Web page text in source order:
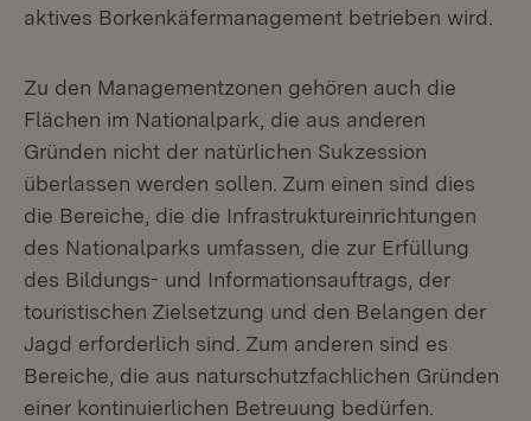
aktives Borkenkäfermanagement betrieben wird.
Zu den Managementzonen gehören auch die
Flächen im Nationalpark, die aus anderen
Gründen nicht der natürlichen Sukzession
überlassen werden sollen. Zum einen sind dies
die Bereiche, die die Infrastruktureinrichtungen
des Nationalparks umfassen, die zur Erfüllung
des Bildungs- und Informationsauftrags, der
touristischen Zielsetzung und den Belangen der
Jagd erforderlich sind. Zum anderen sind es
Bereiche, die aus naturschutzfachlichen Gründen
einer kontinuierlichen Betreuung bedürfen.